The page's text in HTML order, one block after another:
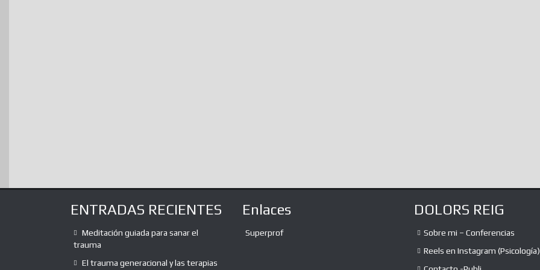
ENTRADAS RECIENTES
Meditación guiada para sanar el
trauma
El trauma generacional y las terapias
Enlaces
Superprof
DOLORS REIG
Sobre mi – Conferencias
Reels en Instagram (Psicología)